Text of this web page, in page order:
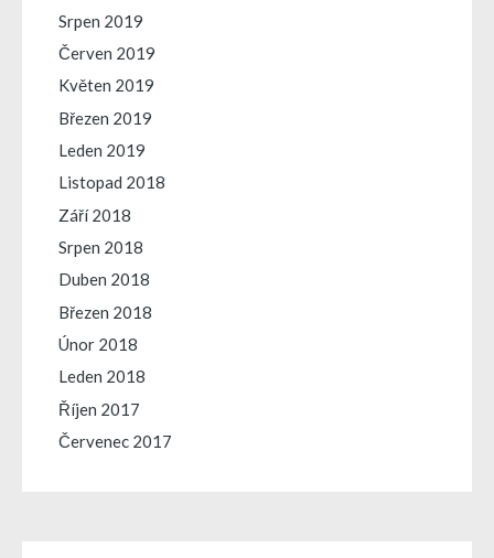
Srpen 2019
Červen 2019
Květen 2019
Březen 2019
Leden 2019
Listopad 2018
Září 2018
Srpen 2018
Duben 2018
Březen 2018
Únor 2018
Leden 2018
Říjen 2017
Červenec 2017